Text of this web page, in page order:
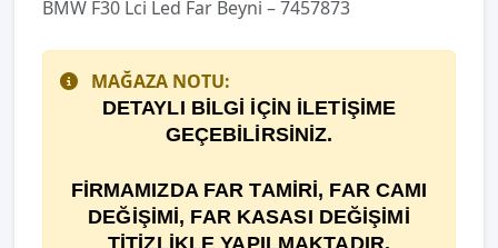
BMW F30 Lci Led Far Beyni – 7457873
MAĞAZA NOTU:
DETAYLI BİLGİ İÇİN İLETİŞİME
GEÇEBİLİRSİNİZ.
FİRMAMIZDA FAR TAMİRİ, FAR CAMI
DEĞİŞİMİ, FAR KASASI DEĞİŞİMİ